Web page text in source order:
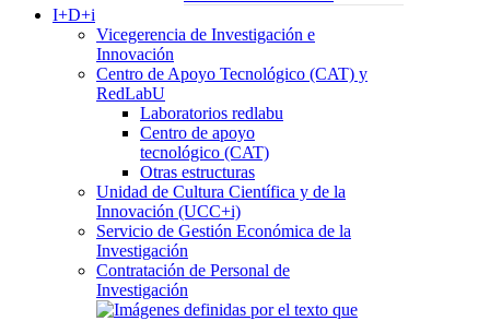
I+D+i
Vicegerencia de Investigación e
Innovación
Centro de Apoyo Tecnológico (CAT) y
RedLabU
Laboratorios redlabu
Centro de apoyo
tecnológico (CAT)
Otras estructuras
Unidad de Cultura Científica y de la
Innovación (UCC+i)
Servicio de Gestión Económica de la
Investigación
Contratación de Personal de
Investigación